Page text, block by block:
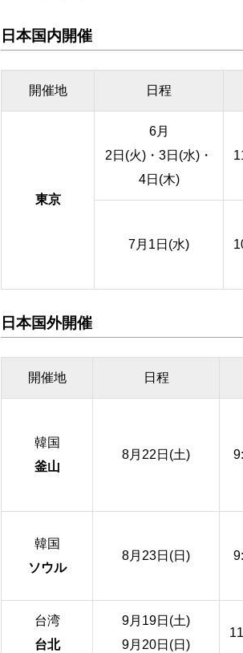
日本国内開催
開催地 日程
東京
6月
2日(火)・3日(水)・
4日(木)
7月1日(水)
日本国外開催
開催地 日程
韓国
釜山
8月22日(土)
韓国
ソウル
8月23日(日)
台湾
台北
9月19日(土)
9月20日(日)